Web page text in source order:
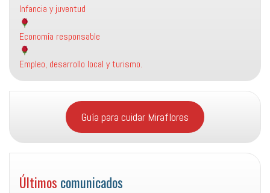
Infancia y juventud
Economía responsable
Empleo, desarrollo local y turismo.
Guía para cuidar Miraflores
Últimos comunicados